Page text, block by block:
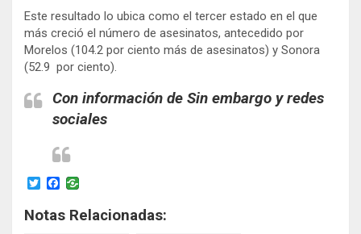
Este resultado lo ubica como el tercer estado en el que
más creció el número de asesinatos, antecedido por
Morelos (104.2 por ciento más de asesinatos) y Sonora
(52.9 por ciento).
Con información de Sin embargo y redes
sociales
T
i
t
F
c
e
Notas Relacionadas: